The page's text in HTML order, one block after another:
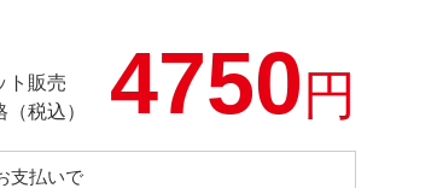
ト販売
（税込）
4750円
支払いで